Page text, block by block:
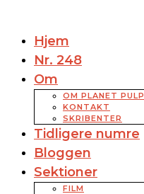
Hjem
Nr. 248
Om
OM PLANET PULP
KONTAKT
SKRIBENTER
Tidligere numre
Bloggen
Sektioner
FILM